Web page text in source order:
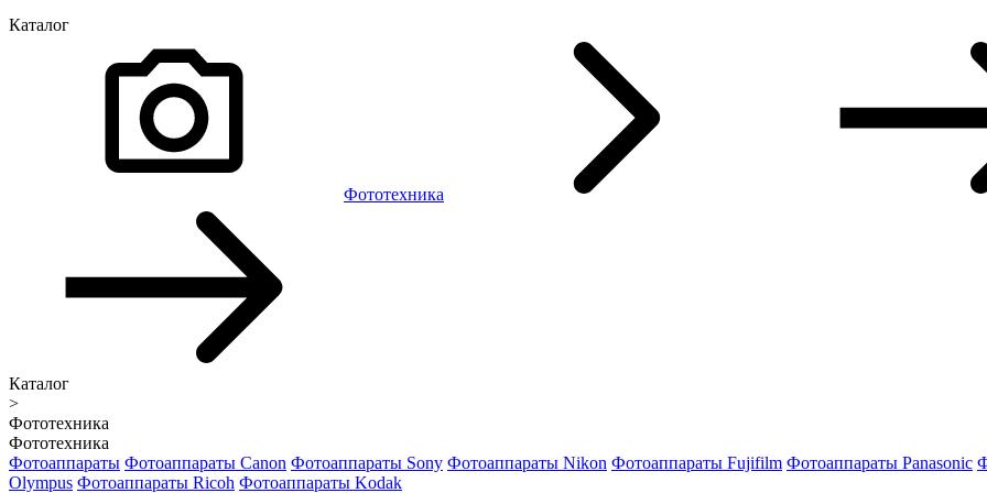
Каталог
Фототехника
Каталог
>
Фототехника
Фототехника
Фотоаппараты Фотоаппараты Canon Фотоаппараты Sony Фотоаппараты Nikon Фотоаппараты Fujifilm Фотоаппараты Panasonic
Olympus Фотоаппараты Ricoh Фотоаппараты Kodak